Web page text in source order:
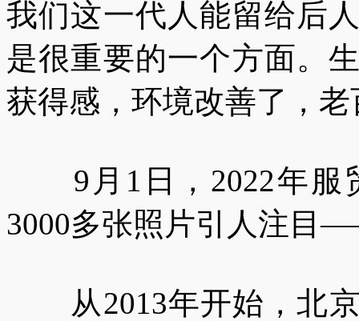
我们这一代人能留给后
是很重要的一个方面。
获得感，环境改善了，
9月1日，2022年服
3000多张照片引人注目
从2013年开始，北京